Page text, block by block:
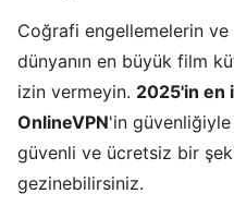
Coğrafi engellemelerin ve
dünyanın en büyük film
izin vermeyin. 2025'in en
OnlineVPN'in
güvenli ve ücretsiz bir
gezinebilirsiniz.